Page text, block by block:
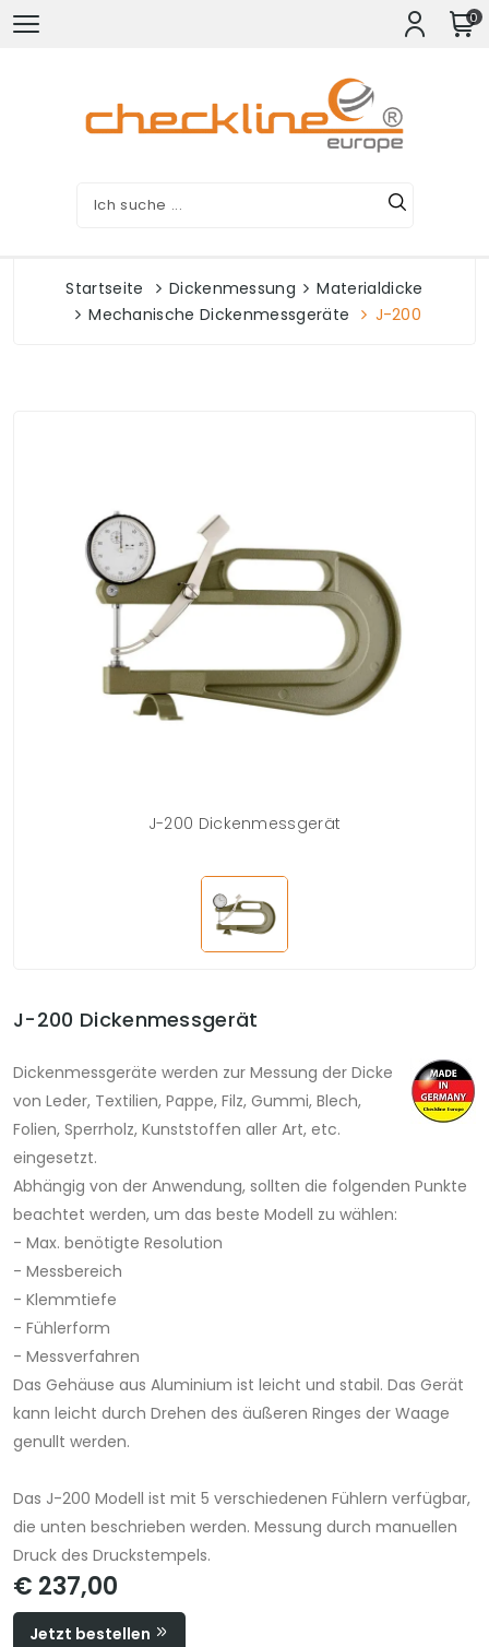
0
Startseite Dickenmessung
Materialdicke
Mechanische Dickenmessgeräte
J-200
J-200 Dickenmessgerät
J-200 Dickenmessgerät
Dickenmessgeräte werden zur Messung der Dicke
von Leder, Textilien, Pappe, Filz, Gummi, Blech,
Folien, Sperrholz, Kunststoffen aller Art, etc.
eingesetzt.
Abhängig von der Anwendung, sollten die folgenden Punkte
beachtet werden, um das beste Modell zu wählen:
- Max. benötigte Resolution
- Messbereich
- Klemmtiefe
- Fühlerform
- Messverfahren
Das Gehäuse aus Aluminium ist leicht und stabil. Das Gerät
kann leicht durch Drehen des äußeren Ringes der Waage
genullt werden.
Das J-200 Modell ist mit 5 verschiedenen Fühlern verfügbar,
die unten beschrieben werden. Messung durch manuellen
Druck des Druckstempels.
€ 237,00
Jetzt bestellen